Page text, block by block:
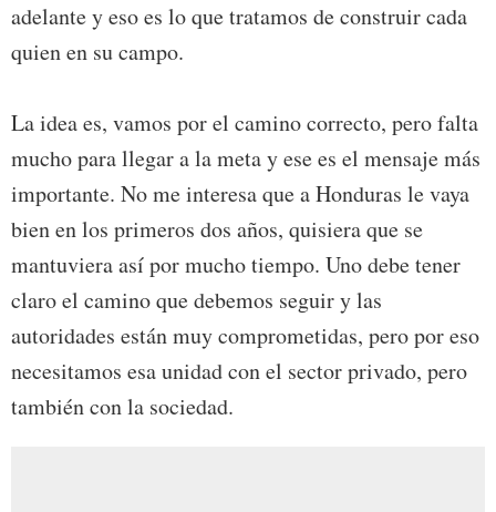
adelante y eso es lo que tratamos de construir cada
quien en su campo.
La idea es, vamos por el camino correcto, pero falta
mucho para llegar a la meta y ese es el mensaje más
importante. No me interesa que a Honduras le vaya
bien en los primeros dos años, quisiera que se
mantuviera así por mucho tiempo. Uno debe tener
claro el camino que debemos seguir y las
autoridades están muy comprometidas, pero por eso
necesitamos esa unidad con el sector privado, pero
también con la sociedad.